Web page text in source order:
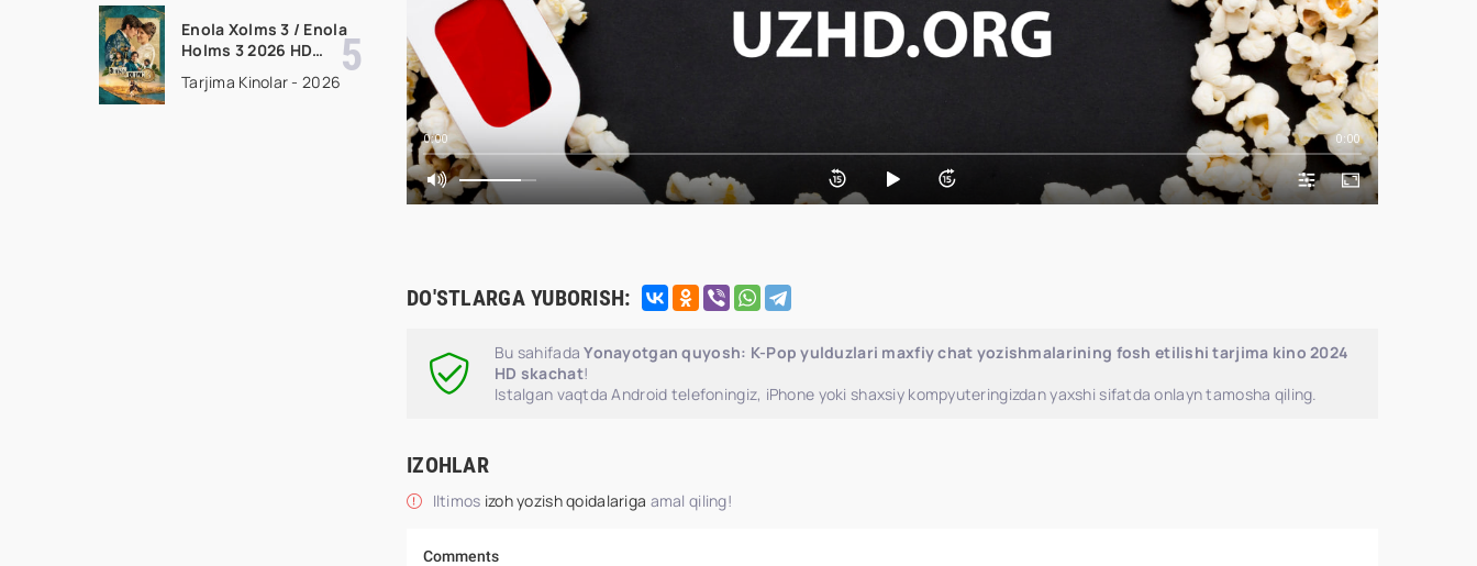
Enola Xolms 3 / Enola
Holms 3 2026 HD
kino tas-ix skachat
Tarjima Kinolar - 2026
0:00 0:00
DO'STLARGA YUBORISH:
Bu sahifadaYonayotgan quyosh: K-Pop yulduzlari maxfiy chat yozishmalarining fosh etilishi tarjima kino 2024
HD skachat!
Istalgan vaqtda Android telefoningiz, iPhone yoki shaxsiy kompyuteringizdan yaxshi sifatda onlayn tamosha qiling.
IZOHLAR
Iltimos izoh yozish qoidalariga amal qiling!